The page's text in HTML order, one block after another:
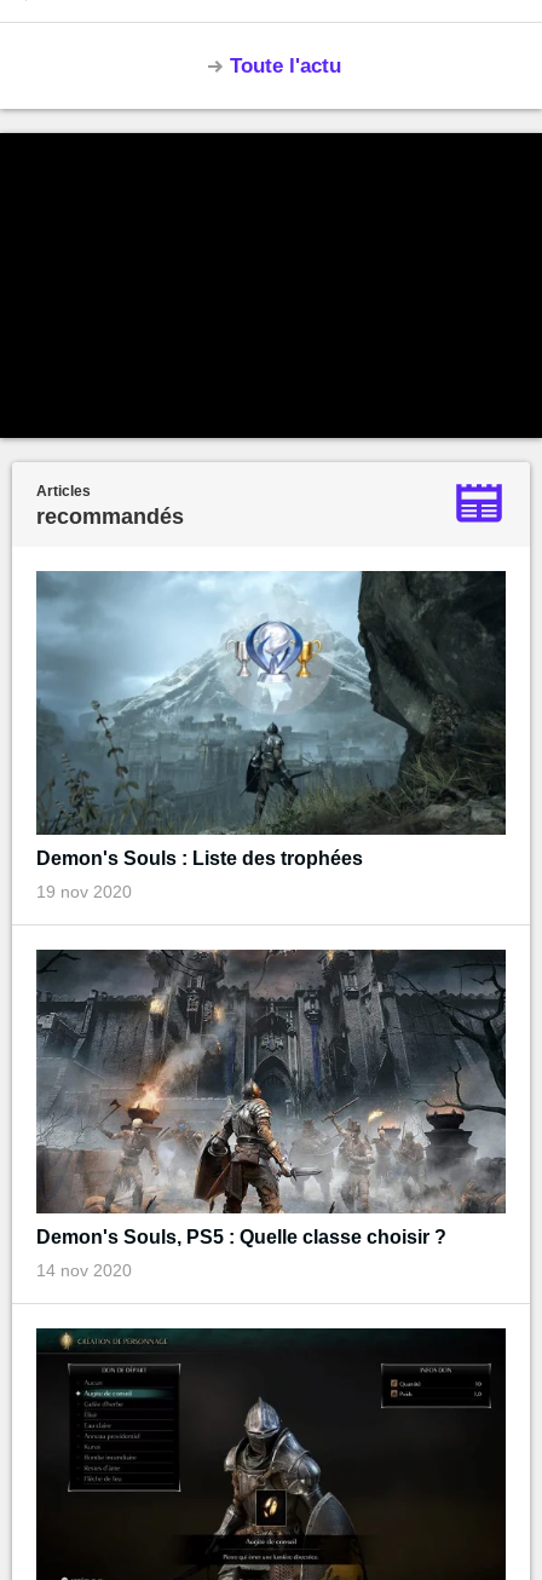
Toute l'actu
Articles
recommandés
Demon's Souls : Liste des trophées
19 nov 2020
Demon's Souls, PS5 : Quelle classe choisir ?
14 nov 2020